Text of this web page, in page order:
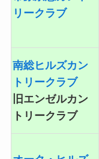
リークラブ
南総ヒルズカン
トリークラブ
旧エンゼルカン
トリークラブ